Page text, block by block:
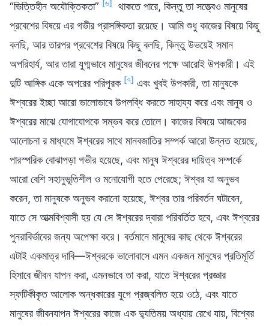
“ভিত্তিহীন অযৌক্তিকতা” [৬]
থাকতে পারে, কিন্তু তা সত্ত্বেও মানুষের
প্রবেশের বিষয়ে এর গভীর প্রাসঙ্গিকতা রয়েছে। আমি শুধু কাজের বিষয়ে কিছু
বলছি, আর তারপর প্রবেশের বিষয়ে কিছু বলছি, কিন্তু উভয়েই সমান
অপরিহার্য, আর তারা যুগ্মভাবে মানুষের জীবনের পক্ষে আরোই উপকারী। এই
দুটি আঙ্গিক একে অপরের পরিপূরক [৭] এবং খুবই উপকারী, তা মানুষকে
ঈশ্বরের ইচ্ছা আরো ভালোভাবে উপলব্ধি করতে সাহায্য করে এবং মানুষ ও
ঈশ্বরের মাঝে যোগাযোগকে সম্ভব করে তোলে। কাজের বিষয়ে আজকের
আলোচনা র মাধ্যমে ঈশ্বরের সাথে মানবজাতির সম্পর্ক আরো উন্নত হয়েছে,
পারস্পরিক বোঝাপড়া গভীর হয়েছে, এবং মানুষ ঈশ্বরের দায়িত্ব সম্পর্কে
আরো বেশি সহানুভূতিশীল ও মনোযোগী হতে পেরেছে; ঈশ্বর যা অনুভব
করেন, তা মানুষকে অনুভব করানো হয়েছে, ঈশ্বর তার পরিবর্তন ঘটাবেন,
যাতে সে আত্মবিশ্বাসী হয় যে সে ঈশ্বরের দ্বারা পরিবর্তিত হবে, এবং ঈশ্বরের
পুনরাবির্ভাবের জন্য অপেক্ষা করে। বর্তমানে মানুষের কাছ থেকে ঈশ্বরের
এটাই একমাত্র দাবি—ঈশ্বরকে ভালোবাসে এমন একজন মানুষের প্রতিমূর্তি
হিসাবে জীবন যাপন করা, এমনভাবে তা করা, যাতে ঈশ্বরের প্রজ্ঞার
স্ফটিকীকৃত আলোক অন্ধকারের যুগে প্রজ্বলিত হয়ে ওঠে, এবং যাতে
মানুষের জীবনযাপন ঈশ্বরের কাজে এক দ্যুতিময় অধ্যায় রেখে যায়, বিশ্বের